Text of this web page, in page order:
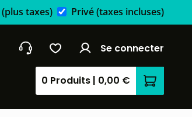
(plus taxes) Privé(taxes incluses)
Se connecter
0 Produits | 0,00 € Le